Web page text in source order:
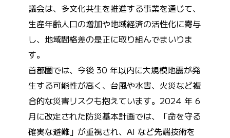
議会は、多文化共生を推進する事業を通じて、
生産年齢人口の増加や地域経済の活性化に寄与
し、地域間格差の是正に取り組んでまいりま
す。
首都圏では、今後 30 年以内に大規模地震が発
生する可能性が高く、台風や水害、火災など複
合的な災害リスクも抱えています。2024 年 6
月に改定された防災基本計画では、「命を守る
確実な避難」が重視され、AI など先端技術を